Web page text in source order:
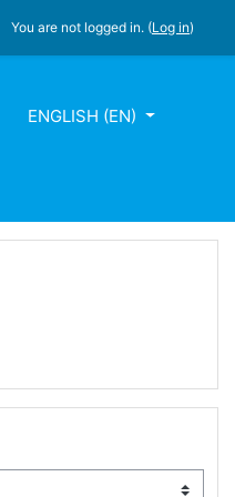
You are not logged in. (Log in)
ENGLISH ‎(EN)‎